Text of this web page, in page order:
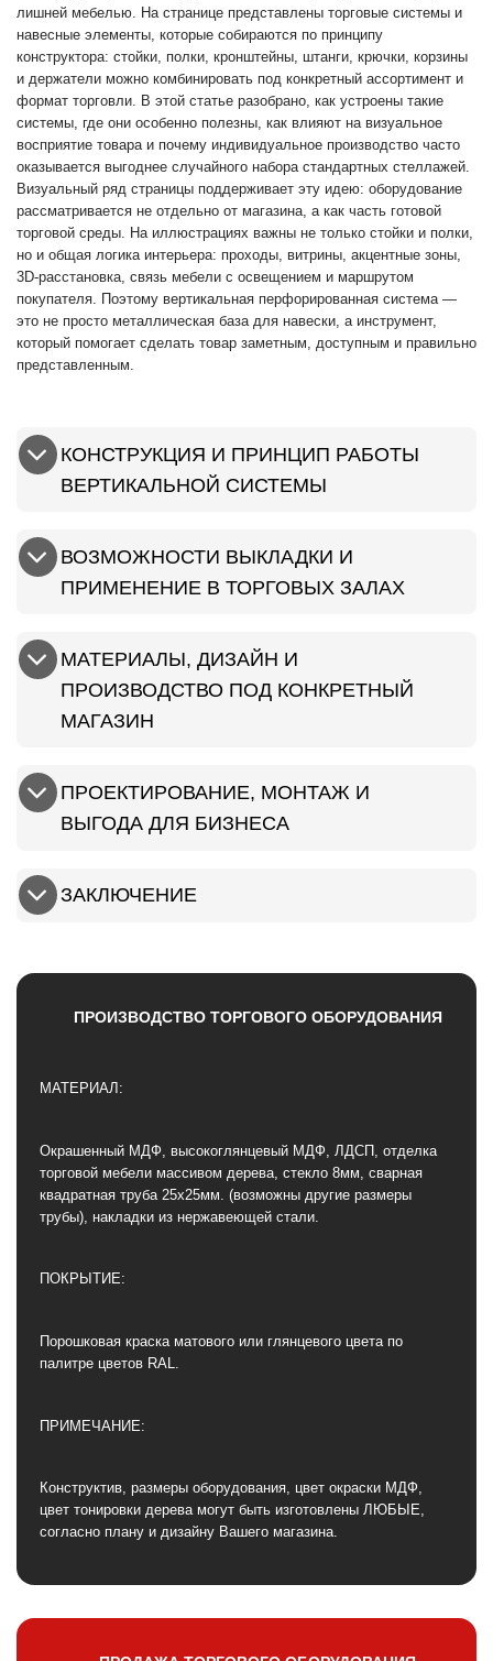
лишней мебелью. На странице представлены торговые системы и
навесные элементы, которые собираются по принципу
конструктора: стойки, полки, кронштейны, штанги, крючки, корзины
и держатели можно комбинировать под конкретный ассортимент и
формат торговли. В этой статье разобрано, как устроены такие
системы, где они особенно полезны, как влияют на визуальное
восприятие товара и почему индивидуальное производство часто
оказывается выгоднее случайного набора стандартных стеллажей.
Визуальный ряд страницы поддерживает эту идею: оборудование
рассматривается не отдельно от магазина, а как часть готовой
торговой среды. На иллюстрациях важны не только стойки и полки,
но и общая логика интерьера: проходы, витрины, акцентные зоны,
3D-расстановка, связь мебели с освещением и маршрутом
покупателя. Поэтому вертикальная перфорированная система —
это не просто металлическая база для навески, а инструмент,
который помогает сделать товар заметным, доступным и правильно
представленным.
КОНСТРУКЦИЯ И ПРИНЦИП РАБОТЫ
ВЕРТИКАЛЬНОЙ СИСТЕМЫ
ВОЗМОЖНОСТИ ВЫКЛАДКИ И
ПРИМЕНЕНИЕ В ТОРГОВЫХ ЗАЛАХ
МАТЕРИАЛЫ, ДИЗАЙН И
ПРОИЗВОДСТВО ПОД КОНКРЕТНЫЙ
МАГАЗИН
ПРОЕКТИРОВАНИЕ, МОНТАЖ И
ВЫГОДА ДЛЯ БИЗНЕСА
ЗАКЛЮЧЕНИЕ
ПРОИЗВОДСТВО ТОРГОВОГО ОБОРУДОВАНИЯ
МАТЕРИАЛ:
Окрашенный МДФ, высокоглянцевый МДФ, ЛДСП, отделка
торговой мебели массивом дерева, стекло 8мм, сварная
квадратная труба 25х25мм. (возможны другие размеры
трубы), накладки из нержавеющей стали.
ПОКРЫТИЕ:
Порошковая краска матового или глянцевого цвета по
палитре цветов RAL.
ПРИМЕЧАНИЕ:
Конструктив, размеры оборудования, цвет окраски МДФ,
цвет тонировки дерева могут быть изготовлены ЛЮБЫЕ,
согласно плану и дизайну Вашего магазина.